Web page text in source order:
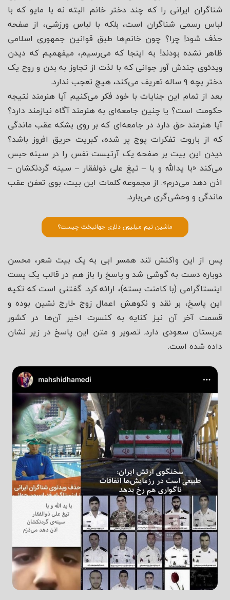
شناگران ایرانی را که چند دختر خانم البته نه با مایو که با
لباس رسمی شناگران است، بلکه با لباس ورزشی، از صفحه
حذف شود! چرا؟ چون خانم‌ها طبق قوانین جمهوری اسلامی
ظاهر نشده بودند! به اینجا که می‌رسیم، میفهمیم که دیدن
ویدئوی چندش آور جوانی که با لذت از تجاوز به بدن و روح یک
دختر بچه ۹ ساله تعریف می‌کند، هیچ تعجب ندارد.
بعد از تمام این جنایات با خود فکر می‌کنیم آیا هنرمند نتیجه
حکومت است؟ یا چنین جامعه‌ای به هنرمند آگاه نیازمند دارد؟
آیا هنرمند حق دارد در جامعه‌ای که بر روی بشکه عقب ماندگی
که از باروت تفکرات پوج پر شده، کبریت حریق افروز باشد؟
دیدن این بیت بر صفحه یک آرتیست نفس را در سینه حبس
می‌کند «با یدالله و با – تیغ علی ذولفقار – سینه گردنکشان –
اذن دهد می‌درم». از مجموعه کلمات این بیت، بوی تعفن عقب
ماندگی و وحشی‌گری می‌بارد.
ماشین نیم میلیون دلاری جهانبخت چیست؟
پس از این واکنش تند همسر ابی به یک بیت شعر، محسن
دوباره دست به گوشی شد و پاسخ را باز هم در قالب یک پست
اینستاگرامی (با کامنت بسته)، ارائه کرد. گفتنی است که تکیه
این پاسخ، بر نقد و نکوهش اعمال زوج خارج نشین بوده و
قسمت آخر آن نیز کنایه به کنسرت اخیر آن‌ها در کشور
عربستان سعودی دارد. تصویر و متن این پاسخ در زیر نشان
داده شده است.